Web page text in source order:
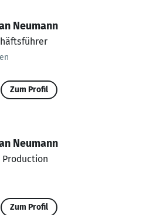
Neumann
Zum Profil
Neumann
Production
Zum Profil